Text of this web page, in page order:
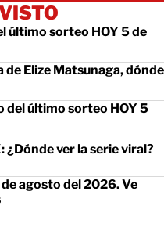
último sorteo HOY 5 de
de Elize Matsunaga, dónde
del último sorteo HOY 5
¿Dónde ver la serie viral?
agosto del 2026. Ve